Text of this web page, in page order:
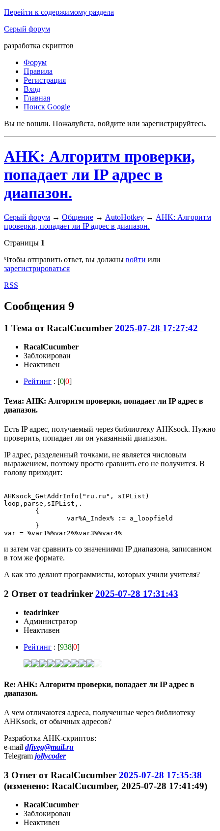
Перейти к содержимому раздела
Серый форум
разработка скриптов
Форум
Правила
Регистрация
Вход
Главная
Поиск Google
Вы не вошли. Пожалуйста, войдите или зарегистрируйтесь.
AHK: Алгоритм проверки,
попадает ли IP адрес в
диапазон.
Серый форум → Общение → AutoHotkey → AHK: Алгоритм
проверки, попадает ли IP адрес в диапазон.
Страницы 1
Чтобы отправить ответ, вы должны войти или
зарегистрироваться
RSS
Сообщения 9
1 Тема отRacalCucumber 2025-07-28 17:27:42
RacalCucumber
Заблокирован
Неактивен
Рейтинг : [0|0]
Тема: AHK: Алгоритм проверки, попадает ли IP адрес в
диапазон.
Есть IP адрес, получаемый через библиотеку AHKsock. Нужно
проверить, попадает ли он указанный диапазон.
IP адрес, разделенный точками, не является числовым
выражением, поэтому просто сравнить его не получится. В
голову приходит:
AHKsock_GetAddrInfo("ru.ru", sIPList)
loop,parse,sIPList,.
и затем var сравнить со значениями IP диапазона, записанном
в том же формате.
А как это делают программисты, которых учили учителя?
2 Ответ отteadrinker 2025-07-28 17:31:43
teadrinker
Администратор
Неактивен
Рейтинг : [938|0]
Re: AHK: Алгоритм проверки, попадает ли IP адрес в
диапазон.
А чем отличаются адреса, полученные через библиотеку
AHKsock, от обычных адресов?
Разработка AHK-скриптов:
e-mail dfiveg@mail.ru
Telegram jollycoder
3 Ответ отRacalCucumber 2025-07-28 17:35:38
(изменено: RacalCucumber, 2025-07-28 17:41:49)
RacalCucumber
Заблокирован
Неактивен